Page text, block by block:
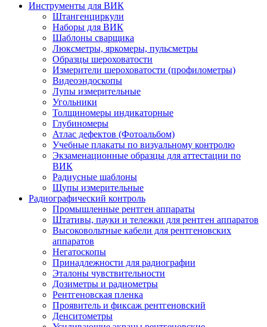
Инструменты для ВИК
Штангенциркули
Наборы для ВИК
Шаблоны сварщика
Люксметры, яркомеры, пульсметры
Образцы шероховатости
Измерители шероховатости (профилометры)
Видеоэндоскопы
Лупы измерительные
Угольники
Толщиномеры индикаторные
Глубиномеры
Атлас дефектов (Фотоальбом)
Учебные плакаты по визуальному контролю
Экзаменационные образцы для аттестации по
ВИК
Радиусные шаблоны
Щупы измерительные
Радиографический контроль
Промышленные рентген аппараты
Штативы, пауки и тележки для рентген аппаратов
Высоковольтные кабели для рентгеновских
аппаратов
Негатоскопы
Принадлежности для радиографии
Эталоны чувствительности
Дозиметры и радиометры
Рентгеновская пленка
Проявитель и фиксаж рентгеновский
Денситометры